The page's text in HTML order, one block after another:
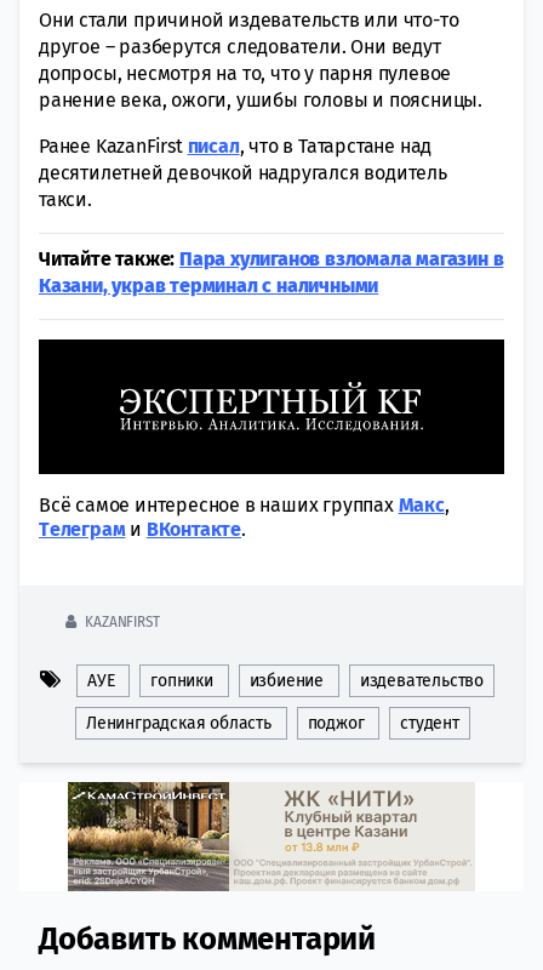
Они стали причиной издевательств или что-то
другое – разберутся следователи. Они ведут
допросы, несмотря на то, что у парня пулевое
ранение века, ожоги, ушибы головы и поясницы.
Ранее KazanFirst писал, что в Татарстане над
десятилетней девочкой надругался водитель
такси.
Читайте также: Пара хулиганов взломала магазин в
Казани, украв терминал с наличными
Всё самое интересное в наших группах Макс,
Tелеграми ВКонтакте.
KAZANFIRST
АУЕ гопники избиение издевательство
Ленинградская область поджог студент
Comment section
Добавить комментарий